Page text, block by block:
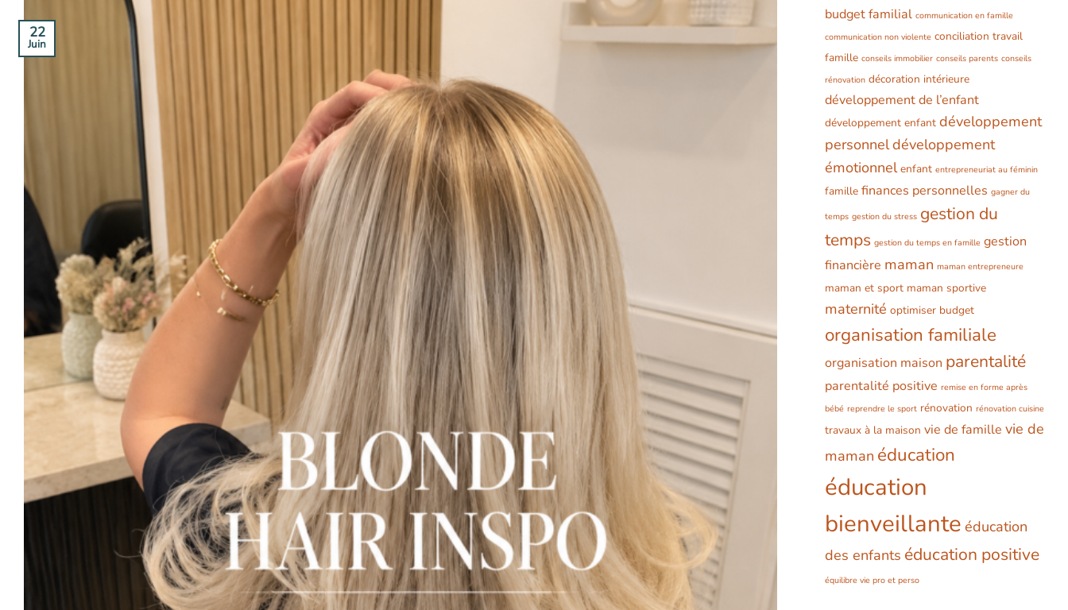
22
Juin
budget familial communication en famille
communication non violente conciliation travail
famille conseils immobilier conseils parents conseils
rénovation décoration intérieure
développement de l’enfant
développement enfant développement
personneldéveloppement
émotionnel enfant entrepreneuriat au féminin
famille finances personnelles gagner du
temps gestion du stress gestion du
temps gestion du temps en famille gestion
financière maman maman entrepreneure
maman et sport maman sportive
maternité optimiser budget
organisation familiale
organisation maison parentalité
parentalité positive remise en forme après
bébé reprendre le sport rénovation rénovation cuisine
travaux à la maison vie de famille vie de
maman éducation
éducation
bienveillante éducation
des enfants éducation positive
équilibre vie pro et perso